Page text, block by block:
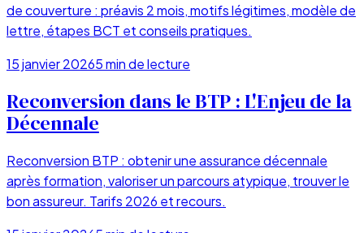
de couverture : préavis 2 mois, motifs légitimes, modèle de
lettre, étapes BCT et conseils pratiques.
15 janvier 20265min de lecture
Reconversion dans le BTP : L'Enjeu de la
Décennale
Reconversion BTP : obtenir une assurance décennale
après formation, valoriser un parcours atypique, trouver le
bon assureur. Tarifs 2026 et recours.